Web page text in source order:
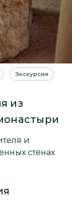
Экскурсия
из
и
стенах